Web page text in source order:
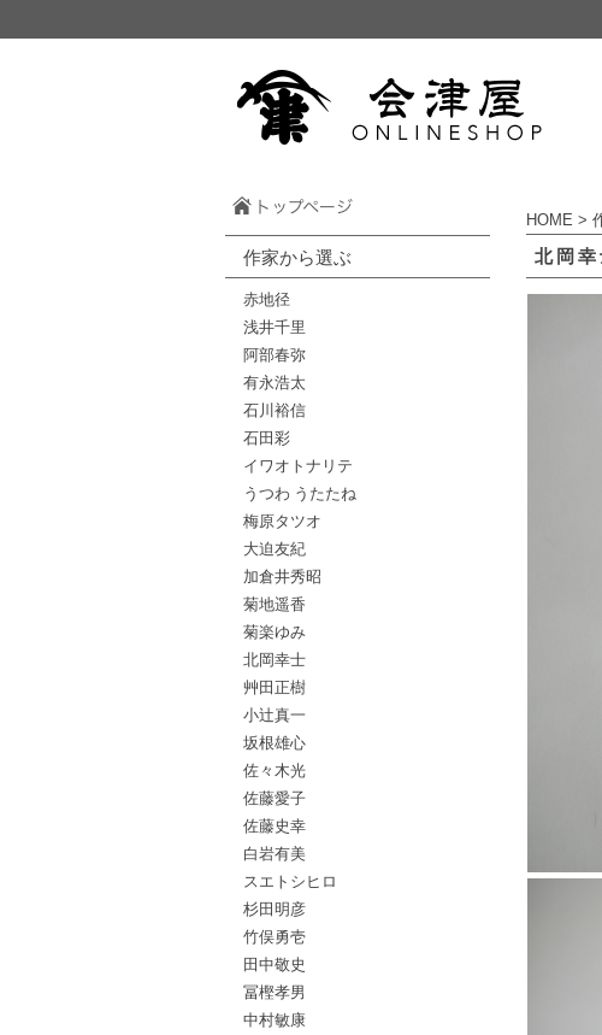
作家から選ぶ
赤地径
浅井千里
阿部春弥
有永浩太
石川裕信
石田彩
イワオトナリテ
うつわ うたたね
梅原タツオ
大迫友紀
加倉井秀昭
菊地遥香
菊楽ゆみ
北岡幸士
艸田正樹
小辻真一
坂根雄心
佐々木光
佐藤愛子
佐藤史幸
白岩有美
スエトシヒロ
杉田明彦
竹俣勇壱
田中敬史
冨樫孝男
中村敏康
HOME >
北岡